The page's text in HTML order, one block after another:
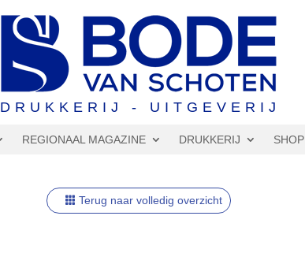
DRUKKERIJ - UITGEVERIJ
REGIONAAL MAGAZINE DRUKKERIJ SHOP
Terug naar volledig overzicht